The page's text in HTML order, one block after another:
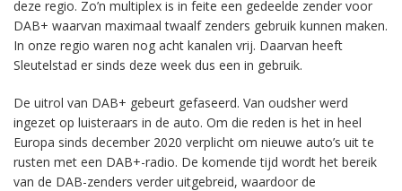
deze regio. Zo’n multiplex is in feite een gedeelde zender voor
DAB+ waarvan maximaal twaalf zenders gebruik kunnen maken.
In onze regio waren nog acht kanalen vrij. Daarvan heeft
Sleutelstad er sinds deze week dus een in gebruik.
De uitrol van DAB+ gebeurt gefaseerd. Van oudsher werd
ingezet op luisteraars in de auto. Om die reden is het in heel
Europa sinds december 2020 verplicht om nieuwe auto’s uit te
rusten met een DAB+-radio. De komende tijd wordt het bereik
van de DAB-zenders verder uitgebreid, waardoor de